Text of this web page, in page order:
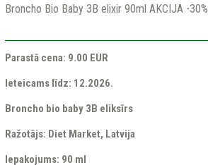
Broncho Bio Baby 3B elixir 90ml AKCIJA -30%
Parastā cena: 9.00 EUR
Ieteicams līdz: 12.2026.
Broncho bio baby 3B eliksīrs
Ražotājs: Diet Market, Latvija
Iepakojums: 90 ml